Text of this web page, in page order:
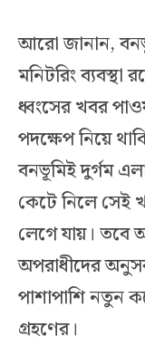
আরো জানান,
মনিটরিং ব্যবস্থা
ধ্বংসের খবর
পদক্ষেপ নিয়ে
বনভূমিই দুর্গম
কেটে নিলে
লেগে যায়। তবে
অপরাধীদের
পাশাপাশি নতুন
গ্রহণের।